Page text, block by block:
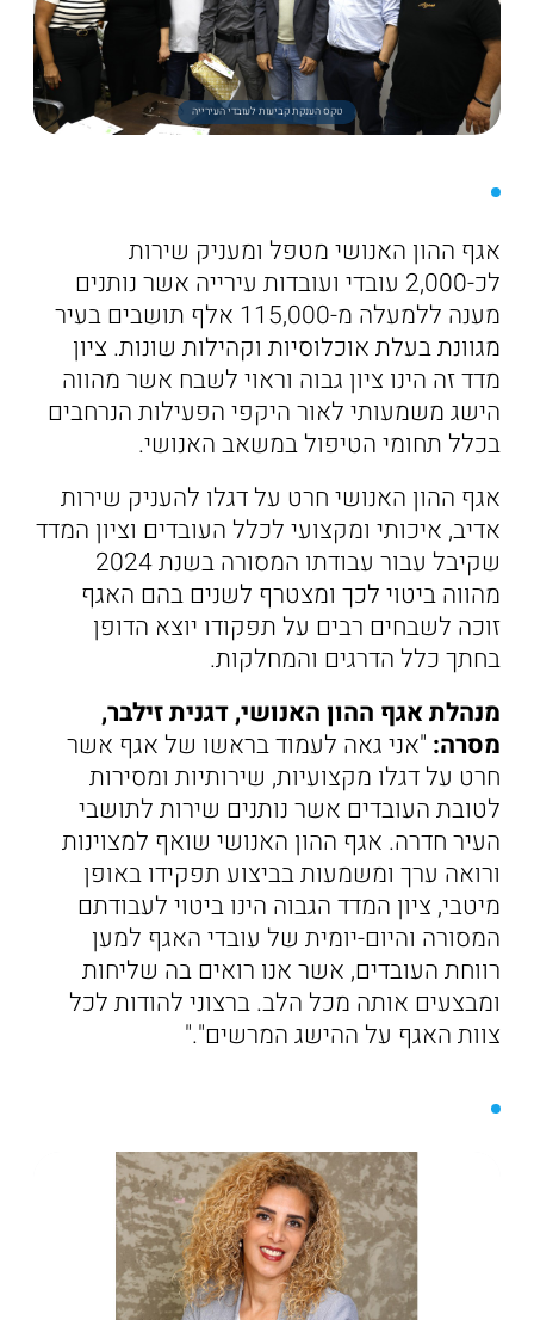
טקס הענקת קביעות לעובדי העירייה
אגף ההון האנושי מטפל ומעניק שירות
לכ-2,000 עובדי ועובדות עירייה אשר נותנים
מענה ללמעלה מ-115,000 אלף תושבים בעיר
מגוונת בעלת אוכלוסיות וקהילות שונות. ציון
מדד זה הינו ציון גבוה וראוי לשבח אשר מהווה
הישג משמעותי לאור היקפי הפעילות הנרחבים
בכלל תחומי הטיפול במשאב האנושי.
אגף ההון האנושי חרט על דגלו להעניק שירות
אדיב, איכותי ומקצועי לכלל העובדים וציון המדד
שקיבל עבור עבודתו המסורה בשנת 2024
מהווה ביטוי לכך ומצטרף לשנים בהם האגף
זוכה לשבחים רבים על תפקודו יוצא הדופן
בחתך כלל הדרגים והמחלקות.
מנהלת אגף ההון האנושי, דגנית זילבר,
מסרה: "אני גאה לעמוד בראשו של אגף אשר
חרט על דגלו מקצועיות, שירותיות ומסירות
לטובת העובדים אשר נותנים שירות לתושבי
העיר חדרה. אגף ההון האנושי שואף למצוינות
ורואה ערך ומשמעות בביצוע תפקידו באופן
מיטבי, ציון המדד הגבוה הינו ביטוי לעבודתם
המסורה והיום-יומית של עובדי האגף למען
רווחת העובדים, אשר אנו רואים בה שליחות
ומבצעים אותה מכל הלב. ברצוני להודות לכל
צוות האגף על ההישג המרשים"."